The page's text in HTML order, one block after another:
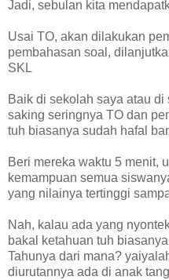
Jadi, sebulan kita
Usai TO, akan dilakukan
pembahasan soal,
SKL
Baik di sekolah saya atau di
saking seringnya TO dan
tuh biasanya sudah hafal
Beri mereka waktu 5 menit,
kemampuan semua
yang nilainya tertinggi
Nah, kalau ada yang
bakal ketahuan tuh
Tahunya dari mana?
diurutannya ada di anak